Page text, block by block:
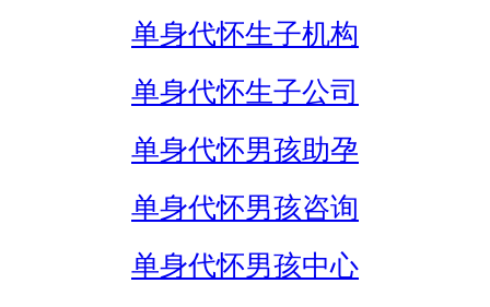
单身代怀生子机构
单身代怀生子公司
单身代怀男孩助孕
单身代怀男孩咨询
单身代怀男孩中心